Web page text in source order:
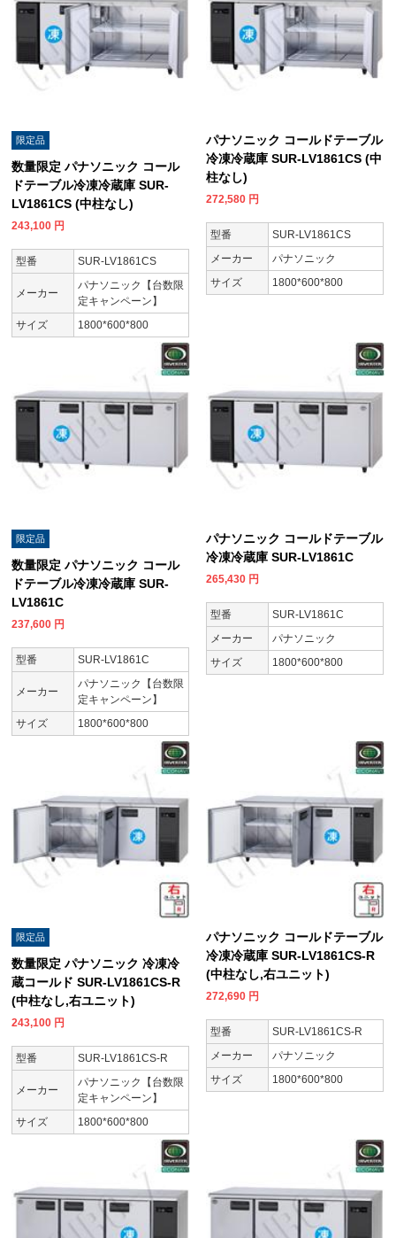
限定品
数量限定 パナソニック コール
ドテーブル冷凍冷蔵庫 SUR-
LV1861CS (中柱なし)
243,100 円
型番 SUR-LV1861CS
メーカー
パナソニック【台数限
定キャンペーン】
サイズ
1800*600*800
パナソニック コールドテーブル
冷凍冷蔵庫 SUR-LV1861CS (中
柱なし)
272,580 円
型番
SUR-LV1861CS
メーカー
パナソニック
サイズ
1800*600*800
限定品
数量限定 パナソニック コール
ドテーブル冷凍冷蔵庫 SUR-
LV1861C
237,600 円
型番 SUR-LV1861C
メーカー
パナソニック【台数限
定キャンペーン】
サイズ
1800*600*800
パナソニック コールドテーブル
冷凍冷蔵庫 SUR-LV1861C
265,430 円
型番
SUR-LV1861C
メーカー
パナソニック
サイズ
1800*600*800
限定品
数量限定 パナソニック 冷凍冷
蔵コールド SUR-LV1861CS-R
(中柱なし,右ユニット)
243,100 円
型番 SUR-LV1861CS-R
メーカー
パナソニック【台数限
定キャンペーン】
サイズ
1800*600*800
パナソニック コールドテーブル
冷凍冷蔵庫 SUR-LV1861CS-R
(中柱なし,右ユニット)
272,690 円
型番
SUR-LV1861CS-R
メーカー
パナソニック
サイズ
1800*600*800